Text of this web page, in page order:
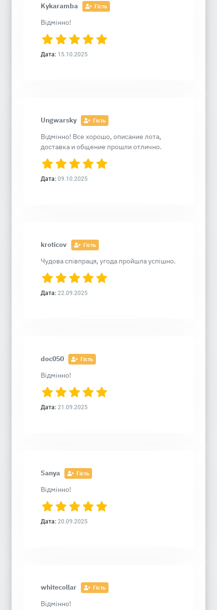
Kykaramba Гість
Відмінно!
Дата: 15.10.2025
Ungwarsky Гість
Відмінно! Все хорошо, описание лота,
доставка и общение прошли отлично.
Дата: 09.10.2025
kroticov Гість
Чудова співпраця, угода пройшла успішно.
Дата: 22.09.2025
doc050 Гість
Відмінно!
Дата: 21.09.2025
Sanya Гість
Відмінно!
Дата: 20.09.2025
whitecollar Гість
Відмінно!